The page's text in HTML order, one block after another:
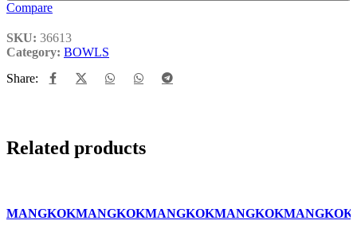
Compare
SKU: 36613
Category: BOWLS
Share:
Related products
MANGKOKMANGKOKMANGKOKMANGKOKMANGKOK